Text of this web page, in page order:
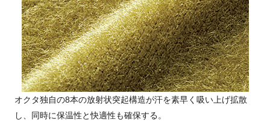
オクタ独自の8本の放射状突起構造が汗を素早く吸い上げ拡散
し、同時に保温性と快適性も確保する。